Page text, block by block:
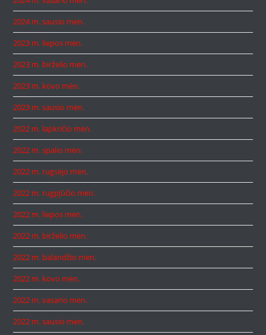
2024 m. sausio mėn.
2023 m. liepos mėn.
2023 m. birželio mėn.
2023 m. kovo mėn.
2023 m. sausio mėn.
2022 m. lapkričio mėn.
2022 m. spalio mėn.
2022 m. rugsėjo mėn.
2022 m. rugpjūčio mėn.
2022 m. liepos mėn.
2022 m. birželio mėn.
2022 m. balandžio mėn.
2022 m. kovo mėn.
2022 m. vasario mėn.
2022 m. sausio mėn.